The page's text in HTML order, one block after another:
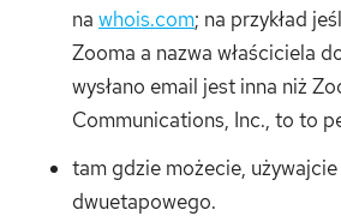
na whois.com; na przykład
Zooma a nazwa właściciela
wysłano email jest inna niż
Communications, Inc., to to
tam gdzie możecie,
dwuetapowego.